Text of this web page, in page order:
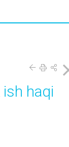
ish haqi